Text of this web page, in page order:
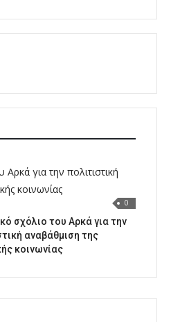
0
σχόλιο του Αρκά για την
αναβάθμιση της
κοινωνίας